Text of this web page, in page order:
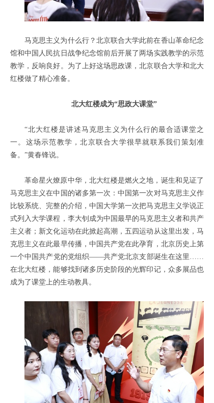
马克思主义为什么行？北京联合大学此前在香山革命纪念
馆和中国人民抗日战争纪念馆前后开展了两场实践教学的示范
教学，反响良好。为了上好这场思政课，北京联合大学和北大
红楼做了精心准备。
北大红楼成为“思政大课堂”
“北大红楼是讲述马克思主义为什么行的最合适课堂之
一。这场示范教学，北京联合大学很早就联系我们策划准
备。”黄春锋说。
革命星火燎原中华，北大红楼是燃火之地，诞生和见证了
马克思主义在中国的诸多第一次：中国第一次对马克思主义作
比较系统、完整的介绍，中国大学第一次把马克思主义学说正
式列入大学课程，李大钊成为中国最早的马克思主义者和共产
主义者；新文化运动在此掀起高潮，五四运动从这里出发，马
克思主义在此最早传播，中国共产党在此孕育，北京历史上第
一个中国共产党的党组织——共产党北京支部诞生在这里……
在北大红楼，能够找到诸多历史阶段的光辉印记，众多展品也
成为了课堂上的生动教具。